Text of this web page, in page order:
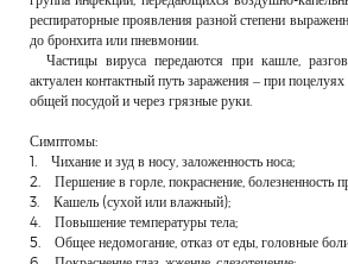
ОБЪЯВЛЕНИЯ
КОНТАКТЫ
респираторные проявления разной степени
до бронхита или пневмонии.
Частицы вируса передаются при кашле,
актуален контактный путь заражения – при
общей посудой и через грязные руки.
Симптомы:
1. Чихание и зуд в носу, заложенность носа;
2. Першение в горле, покраснение, болезненность
3. Кашель (сухой или влажный);
4. Повышение температуры тела;
5. Общее недомогание, отказ от еды, головные